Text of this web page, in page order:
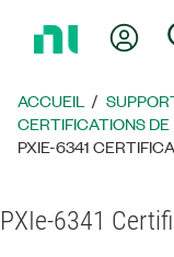
page
d’accueil
ACCUEIL
CERTIFICATIONS
PXIE-6341
PXIe-6341